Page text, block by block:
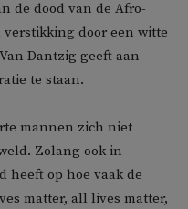
de dood van de Afro-
verstikking door een witte
Dantzig geeft aan
te staan.
mannen zich niet
Zolang ook in
heeft op hoe vaak de
matter, all lives matter,